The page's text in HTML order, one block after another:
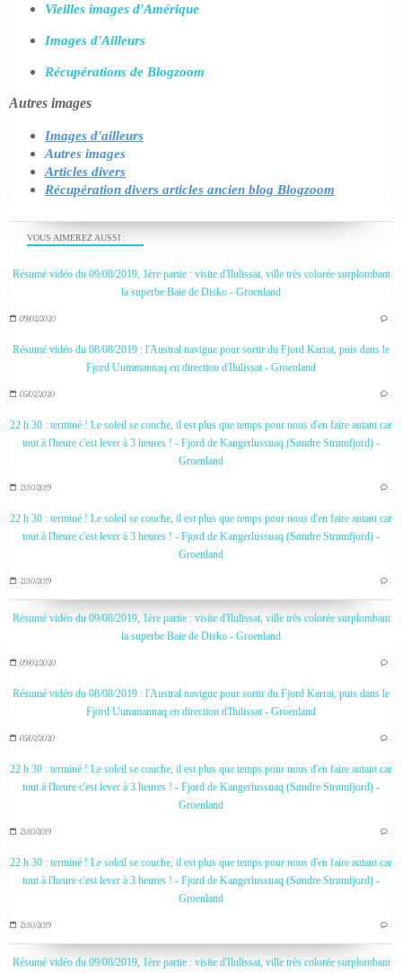
VOUS AIMEREZ AUSSI :
Résumé vidéo du 09/08/2019, 1ère partie : visite d'Ilulissat, ville très colorée surplombant
la superbe Baie de Disko - Groenland
09/02/2020 …
Résumé vidéo du 08/08/2019 : l'Austral navigue pour sortir du Fjord Karrat, puis dans le
Fjord Uummannaq en direction d'Ilulissat - Groenland
05/02/2020 …
22 h 30 : terminé ! Le soleil se couche, il est plus que temps pour nous d'en faire autant car
tout à l'heure c'est lever à 3 heures ! - Fjord de Kangerlussuaq (Søndre Strømfjord) -
Groenland
21/10/2019 …
22 h 30 : terminé ! Le soleil se couche, il est plus que temps pour nous d'en faire autant car
tout à l'heure c'est lever à 3 heures ! - Fjord de Kangerlussuaq (Søndre Strømfjord) -
Groenland
21/10/2019 …
Résumé vidéo du 09/08/2019, 1ère partie : visite d'Ilulissat, ville très colorée surplombant
la superbe Baie de Disko - Groenland
09/02/2020 …
Résumé vidéo du 08/08/2019 : l'Austral navigue pour sortir du Fjord Karrat, puis dans le
Fjord Uummannaq en direction d'Ilulissat - Groenland
05/02/2020 …
22 h 30 : terminé ! Le soleil se couche, il est plus que temps pour nous d'en faire autant car
tout à l'heure c'est lever à 3 heures ! - Fjord de Kangerlussuaq (Søndre Strømfjord) -
Groenland
21/10/2019 …
22 h 30 : terminé ! Le soleil se couche, il est plus que temps pour nous d'en faire autant car
tout à l'heure c'est lever à 3 heures ! - Fjord de Kangerlussuaq (Søndre Strømfjord) -
Groenland
21/10/2019 …
Résumé vidéo du 09/08/2019, 1ère partie : visite d'Ilulissat, ville très colorée surplombant
Vieilles images d'Amérique
Images d'Ailleurs
Récupérations de Blogzoom
Autres images
Images d'ailleurs
Autres images
Articles divers
Récupération divers articles ancien blog Blogzoom